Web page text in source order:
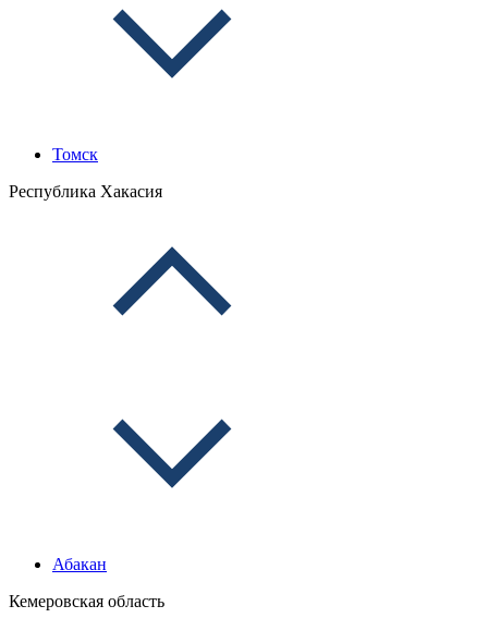
Томск
Республика Хакасия
Абакан
Кемеровская область